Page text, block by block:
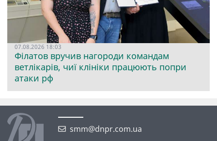
07.08.2026 18:03
Філатов вручив нагороди командам
ветлікарів, чиї клініки працюють попри
атаки рф
smm@dnpr.com.ua